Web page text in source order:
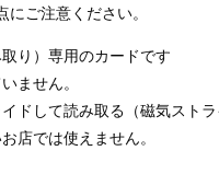
ご注意ください。
り）専用のカードです
ません。
ドして読み取る（磁気スト
店では使えません。